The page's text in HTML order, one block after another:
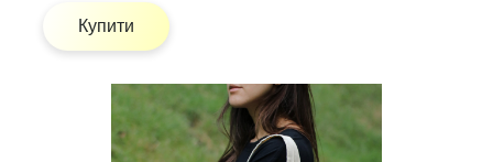
Купити